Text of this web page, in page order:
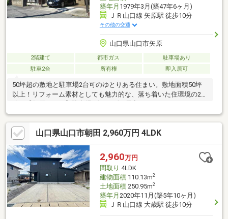
築年月 1979年3月(築47年6ヶ月)
ＪＲ山口線 矢原駅 徒歩10分
その他の交通
山口県山口市矢原
2階建て 都市ガス
駐車場あり
駐車2台
所有権 即入居可
50坪超の敷地と駐車場2台可のゆとりある住まい。敷地面積50坪
以上！リフォーム素材としても魅力的な、落ち着いた住環境の2階
暮らしをスタート。家計に優しい都市ガスエリア！JR矢原駅利用
可で通勤・通学にも便利な立地です。
山口県山口市朝田 2,960万円 4LDK
2,960万円
間取り 4LDK
建物面積110.13m2
土地面積250.95m2
築年月 2020年11月(築5年10ヶ月)
ＪＲ山口線 大歳駅 徒歩10分